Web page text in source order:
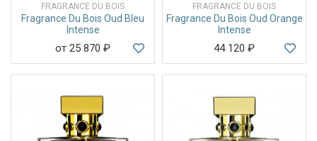
FRAGRANCE DU BOIS
Fragrance Du Bois Oud Bleu
Intense
от 25 870 ₽
FRAGRANCE DU BOIS
Fragrance Du Bois Oud Orange
Intense
44 120 ₽